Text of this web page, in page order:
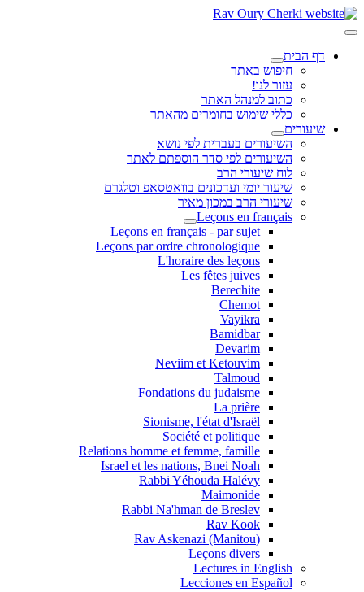
דף הבית
חיפוש באתר
עזור לנו!
כתוב למנהל האתר
כללי שימוש בחומרים מהאתר
שיעורים
השיעורים בעברית לפי נושא
השיעורים לפי סדר הוספתם לאתר
לוח שיעורי הרב
שיעור יומי ועדכונים בוואטסאפ וטלגרם
שיעורי הרב במכון מאיר
Leçons en français
Leçons en français - par sujet
Leçons par ordre chronologique
L'horaire des leçons
Les fêtes juives
Berechite
Chemot
Vayikra
Bamidbar
Devarim
Neviim et Ketouvim
Talmoud
Fondations du judaisme
La prière
Sionisme, l'état d'Israël
Société et politique
Relations homme et femme, famille
Israel et les nations, Bnei Noah
Rabbi Yéhouda Halévy
Maimonide
Rabbi Na'hman de Breslev
Rav Kook
(Rav Askenazi (Manitou
Leçons divers
Lectures in English
Lecciones en Español